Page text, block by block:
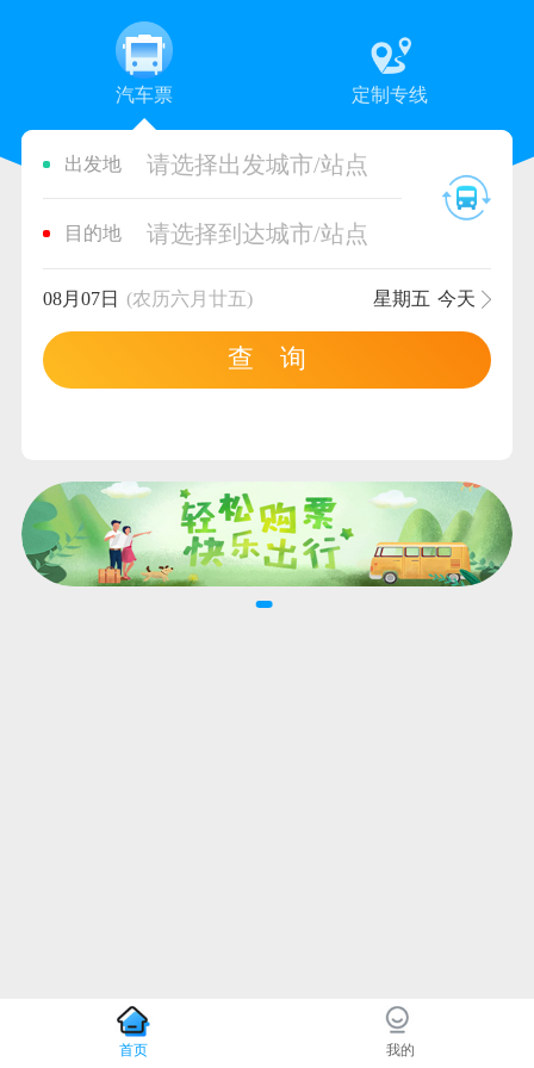
汽车票 定制专线
出发地 请选择出发城市/站点
目的地 请选择到达城市/站点
08月07日 (农历六月廿五) 星期五 今天
查 询
首页 我的